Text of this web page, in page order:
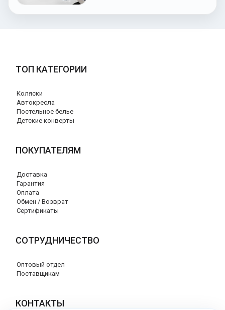
ТОП КАТЕГОРИИ
Коляски
Автокресла
Постельное белье
Детские конверты
ПОКУПАТЕЛЯМ
Доставка
Гарантия
Оплата
Обмен / Возврат
Сертификаты
СОТРУДНИЧЕСТВО
Оптовый отдел
Поставщикам
КОНТАКТЫ